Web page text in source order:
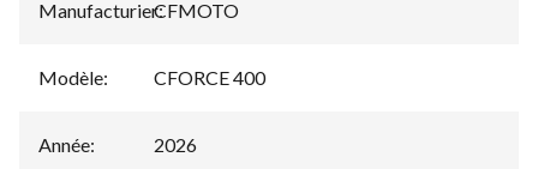
Manufacturier:
CFMOTO
Modèle: CFORCE 400
Année: 2026